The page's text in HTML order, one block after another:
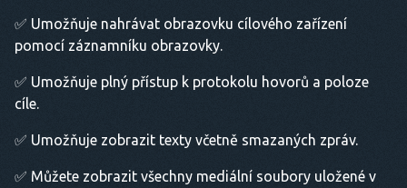
✅ Umožňuje nahrávat obrazovku cílového zařízení
pomocí záznamníku obrazovky.
✅ Umožňuje plný přístup k protokolu hovorů a poloze
cíle.
✅ Umožňuje zobrazit texty včetně smazaných zpráv.
✅ Můžete zobrazit všechny mediální soubory uložené v